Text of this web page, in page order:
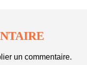
un commentaire.